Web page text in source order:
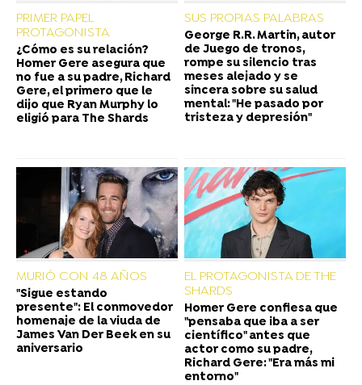
PRIMER PAPEL
PROTAGONISTA
¿Cómo es su relación?
Homer Gere asegura que
no fue a su padre, Richard
Gere, el primero que le
dijo que Ryan Murphy lo
eligió para The Shards
SUS PROPIAS PALABRAS
George R.R. Martin, autor
de Juego de tronos,
rompe su silencio tras
meses alejado y se
sincera sobre su salud
mental: "He pasado por
tristeza y depresión"
MURIÓ CON 48 AÑOS
"Sigue estando
presente": El conmovedor
homenaje de la viuda de
James Van Der Beek en su
aniversario
EL PROTAGONISTA DE THE
SHARDS
Homer Gere confiesa que
"pensaba que iba a ser
científico" antes que
actor como su padre,
Richard Gere: "Era más mi
entorno"